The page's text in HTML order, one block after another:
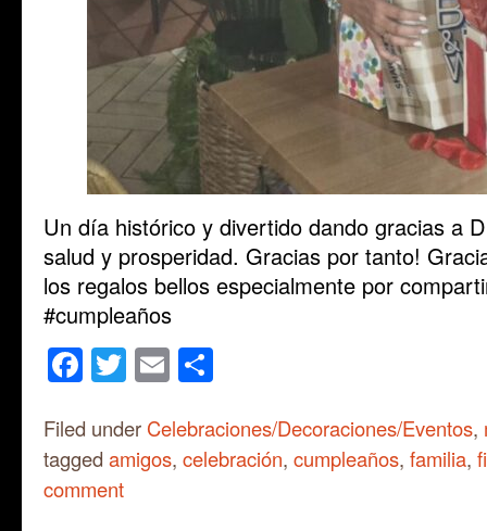
Un día histórico y divertido dando gracias a
salud y prosperidad. Gracias por tanto!
los regalos bellos especialmente por
#cumpleaños
Facebook
Twitter
Email
Filed under Celebraciones/Decoraciones/Eventos,
tagged amigos, celebración, cumpleaños, familia,
comment